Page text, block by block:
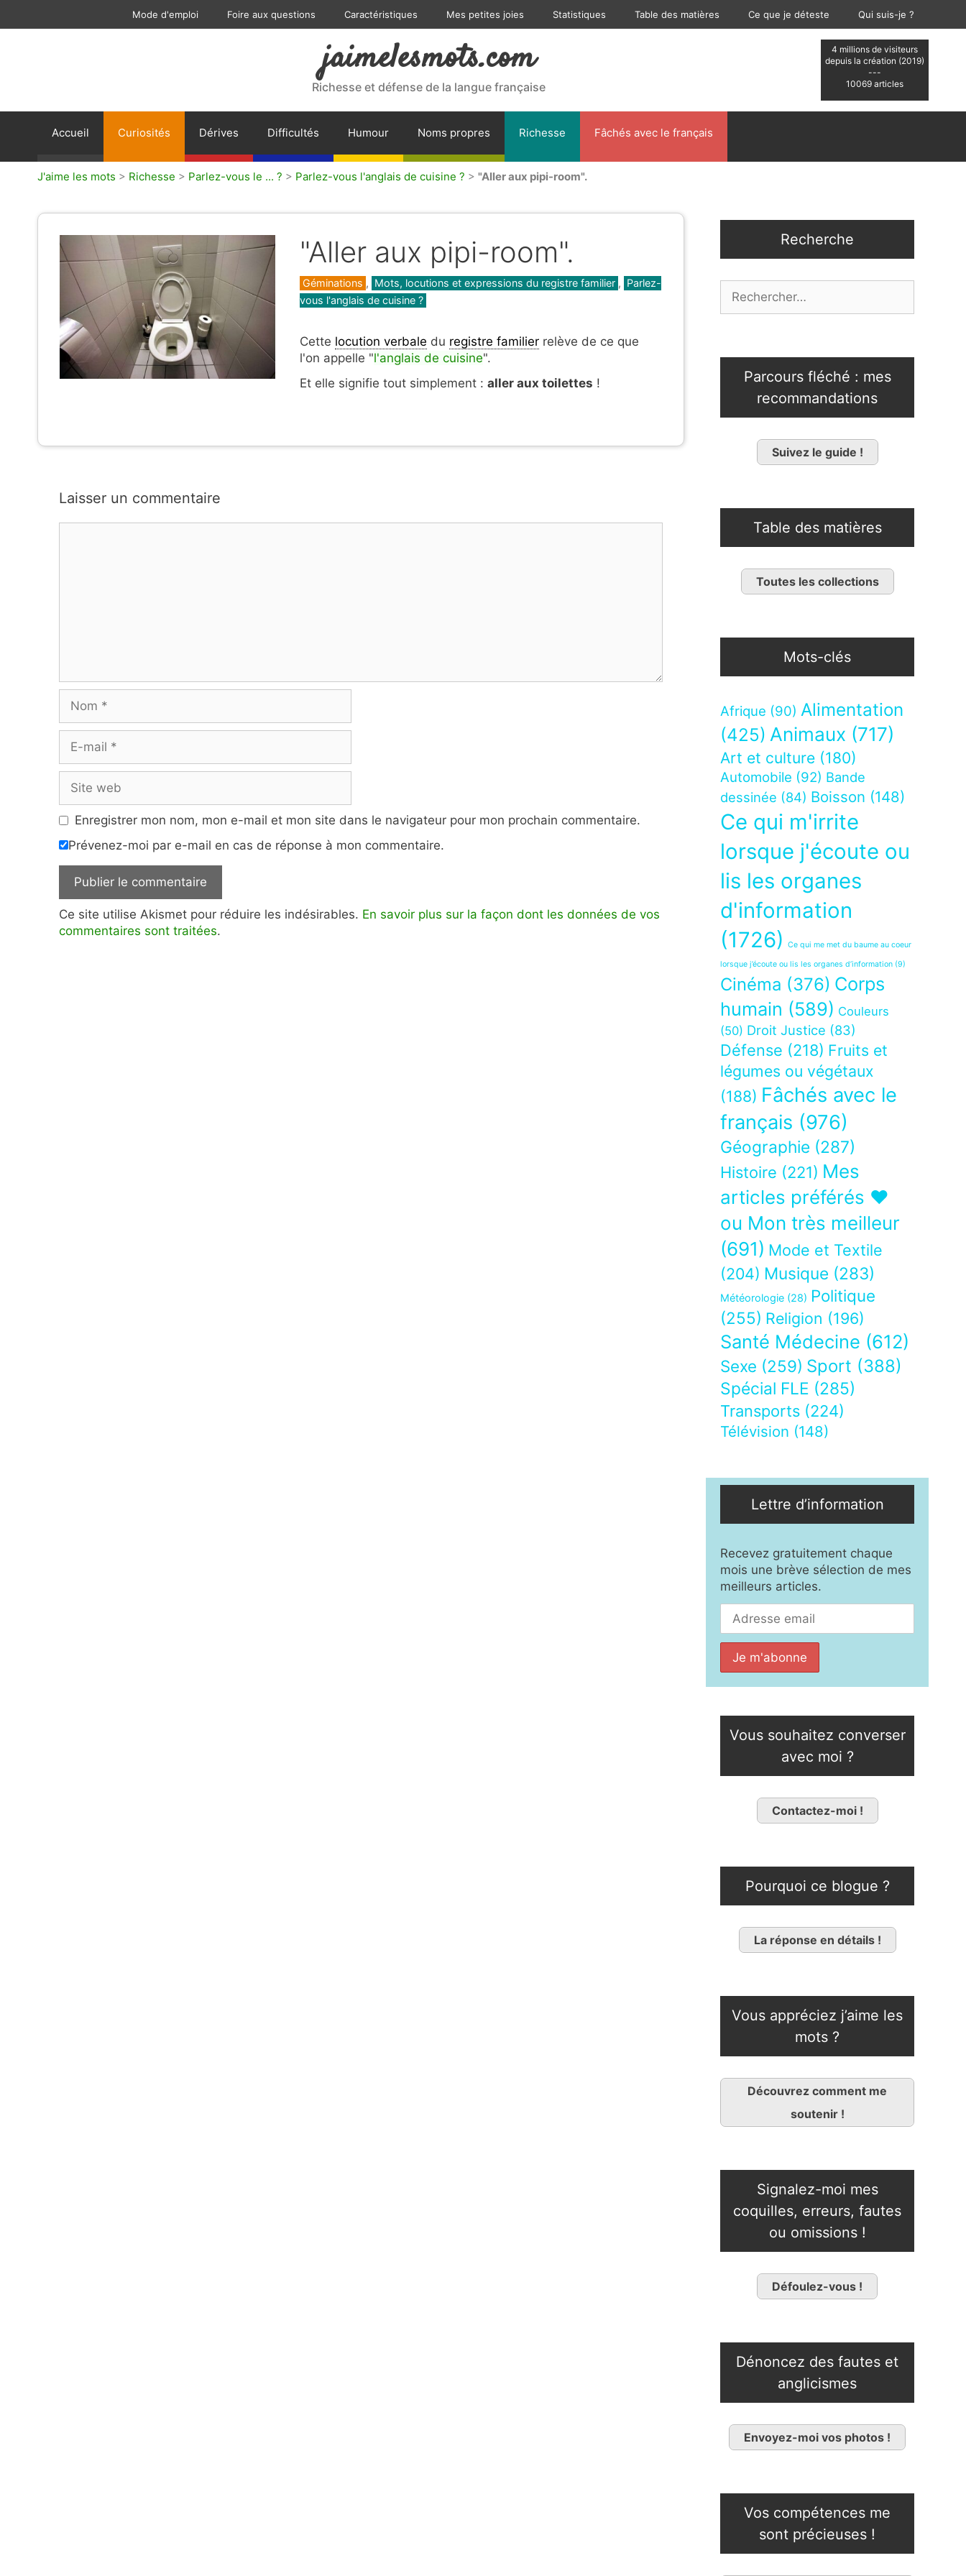
Mode d'emploi Foire aux questions Caractéristiques Mes petites joies Statistiques Table des matières Ce que je déteste Qui suis-je ?
4 millions de visiteurs
depuis la création (2019)
---
10069 articles
jaimelesmots.com
Richesse et défense de la langue française
Accueil Curiosités Dérives Difficultés Humour Noms propres Richesse Fâchés avec le français
J'aime les mots > Richesse > Parlez-vous le ... ? > Parlez-vous l'anglais de cuisine ? > "Aller aux pipi-room".
"Aller aux pipi-room".
Catégories
Géminations , Mots, locutions et expressions du registre familier , Parlez-
vous l'anglais de cuisine ?
Cette locution verbale du registre familier relève de ce que
l'on appelle "l'anglais de cuisine".
Et elle signifie tout simplement : aller aux toilettes !
Laisser un commentaire
mail
web
Enregistrer mon nom, mon e-mail et mon site dans le navigateur pour mon prochain commentaire.
Prévenez-moi par e-mail en cas de réponse à mon commentaire.
Ce site utilise Akismet pour réduire les indésirables. En savoir plus sur la façon dont les données de vos
commentaires sont traitées.
Recherche
Parcours fléché : mes
recommandations
Suivez le guide !
Table des matières
Toutes les collections
Mots-clés
Afrique (90) Alimentation
(425) Animaux (717)
Art et culture (180)
Automobile (92) Bande
dessinée (84) Boisson (148)
Ce qui m'irrite
lorsque j'écoute ou
lis les organes
d'information
(1726)
Ce qui me met du baume au coeur
lorsque j’écoute ou lis les organes d’information (9)
Cinéma (376) Corps
humain (589) Couleurs
(50) Droit Justice (83)
Défense (218) Fruits et
légumes ou végétaux
(188) Fâchés avec le
français (976)
Géographie (287)
Histoire (221) Mes
articles préférés ❤
ou Mon très meilleur
(691) Mode et Textile
(204) Musique (283)
Météorologie (28) Politique
(255) Religion (196)
Santé Médecine (612)
Sexe (259) Sport (388)
Spécial FLE (285)
Transports (224)
Télévision (148)
Lettre d’information
Recevez gratuitement chaque
mois une brève sélection de mes
meilleurs articles.
Vous souhaitez converser
avec moi ?
Contactez-moi !
Pourquoi ce blogue ?
La réponse en détails !
Vous appréciez j’aime les
mots ?
Découvrez comment me
soutenir !
Signalez-moi mes
coquilles, erreurs, fautes
ou omissions !
Défoulez-vous !
Dénoncez des fautes et
anglicismes
Envoyez-moi vos photos !
Vos compétences me
sont précieuses !